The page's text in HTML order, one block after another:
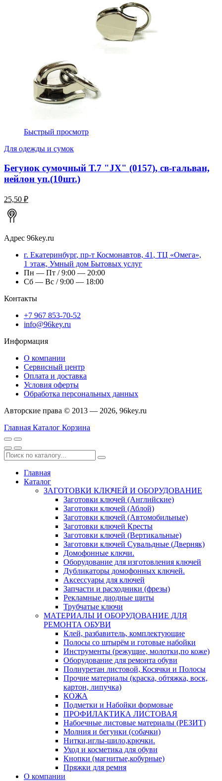
Быстрый просмотр
Для одежды и сумок
Бегунок сумочный Т.7 "JX" (0157), св-гальван,
нейлон уп.(10шт.)
25,50 ₽
Адрес 96key.ru
г. Екатеринбург, пр-т Космонавтов, 41, ТЦ «Омега»,
1 этаж, Умный дом Бытовых услуг
Пн — Пт / 9:00 — 20:00
Сб — Вс / 9:00 — 18:00
Контакты
+7 967 853-70-52
info@96key.ru
Информация
О компании
Сервисный центр
Оплата и доставка
Условия оферты
Обработка персональных данных
Авторские права © 2013 — 2026, 96key.ru
Главная Каталог Корзина
Главная
Каталог
ЗАГОТОВКИ КЛЮЧЕЙ И ОБОРУДОВАНИЕ
Заготовки ключей (Английские)
Заготовки ключей (Аблой)
Заготовки ключей (Автомобильные)
Заготовки ключей Кресты
Заготовки ключей (Вертикальные)
Заготовки ключей Сувальдные (Дверняк)
Домофонные ключи.
Оборудование для изготовления ключей
Дубликаторы домофонных ключей.
Аксессуары для ключей
Запчасти и расходники (фрезы)
Рекламные диодные щиты
Трубчатые ключи
МАТЕРИАЛЫ И ОБОРУДОВАНИЕ ДЛЯ
РЕМОНТА ОБУВИ
Клей, разбавитель, комплектующие
Полосы со штырём и готовые набойки
Инструменты (режущие, молотки,по коже)
Оборудование для ремонта обуви
Полиуретан листовой, Косячки и Полосы
Прочие материалы (краска, обтяжка, воск,
картон, липучка)
КОЖА
Подметки и Набойки формовые
ПРОФИЛАКТИКА ЛИСТОВАЯ
Набоечные листовые материалы (РЕЗИТ)
Молния и бегунки (собачки)
Нитки,иглы-шило,крючки.
Уход и косметика для обуви
Кнопки (магнитые,кобурные)
Пряжки для ремня
О компании